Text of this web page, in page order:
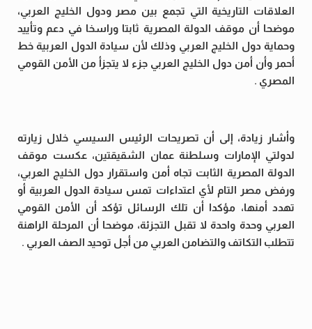
العلاقات التاريخية التي تجمع بين مصر ودول الخليج العربي،
موضحا أن موقف الدولة المصرية ثابتا وراسخا في دعم وتأييد
وحماية دول الخليج العربي وذلك لأن سيادة الدول العربية خط
أحمر وأن أمن دول الخليج العربي جزء لا يتجزأ من الأمن القومي
المصري .
وأشار زيادة، إلى أن تصريحات الرئيس السيسي خلال زيارته
لدولتي الإمارات وسلطنة عمان الشقيقتين، عكست موقف
الدولة المصرية الثابت تجاه أمن واستقرار دول الخليج العربي،
ورفض مصر التام لأي اعتداءات تمس سيادة الدول العربية أو
تهدد أمنها، مؤكدا أن تلك الرسائل تؤكد أن الأمن القومي
العربي وحدة واحدة لا تقبل التجزئة، موضحا أن المرحلة الراهنة
تتطلب التكاتف والتضامن العربي من أجل توحيد الصف العربي .